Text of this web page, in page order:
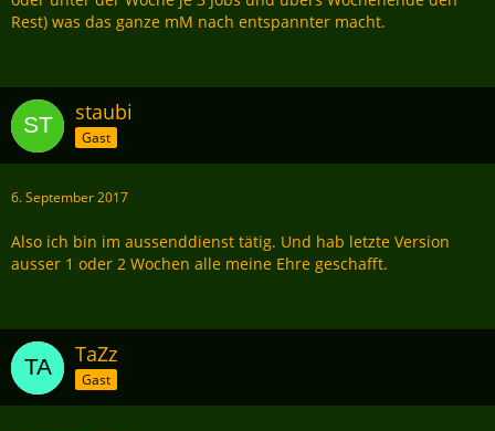
Rest) was das ganze mM nach entspannter macht.
staubi
Gast
6. September 2017
Also ich bin im aussenddienst tätig. Und hab letzte Version
ausser 1 oder 2 Wochen alle meine Ehre geschafft.
TaZz
Gast